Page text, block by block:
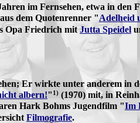
im Fernsehen, etwa in
dem Quotenrenner "Adelheid
Opa Friedrich mitJutta Speidel
Er wirkte unter anderem in
albern!" 1) (1970) mit, in
Hark Bohms Jugendfilm "Im
Filmografie.